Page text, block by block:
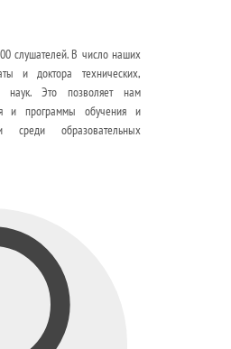
слушателей. В число наших
и доктора технических,
наук. Это позволяет нам
и программы обучения и
среди образовательных